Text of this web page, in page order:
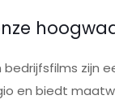
zijn
en biedt